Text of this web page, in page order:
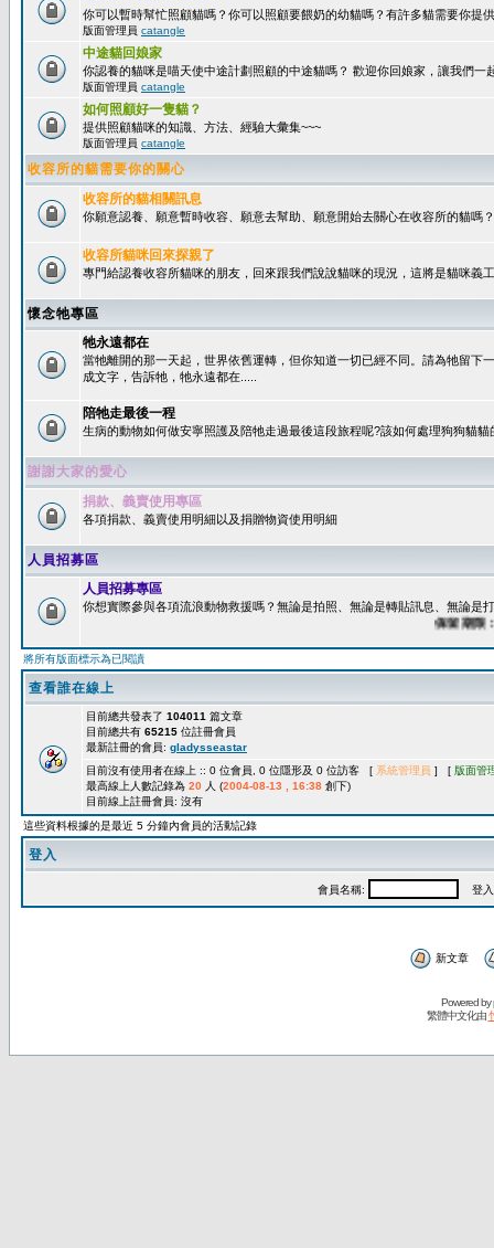
你可以暫時幫忙照顧貓嗎？你可以照顧要餵奶的幼貓嗎？有許多貓需要你提
版面管理員 catangle
中途貓回娘家
你認養的貓咪是喵天使中途計劃照顧的中途貓嗎？ 歡迎你回娘家，讓我們一
版面管理員 catangle
如何照顧好一隻貓？
提供照顧貓咪的知識、方法、經驗大彙集~~~
版面管理員 catangle
收容所的貓需要你的關心
收容所的貓相關訊息
你願意認養、願意暫時收容、願意去幫助、願意開始去關心在收容所的貓嗎？
收容所貓咪回來探親了
專門給認養收容所貓咪的朋友，回來跟我們說說貓咪的現況，這將是貓咪義
懷念牠專區
牠永遠都在
當牠離開的那一天起，世界依舊運轉，但你知道一切已經不同。請為牠留下
成文字，告訴牠，牠永遠都在.....
陪牠走最後一程
生病的動物如何做安寧照護及陪牠走過最後這段旅程呢?該如何處理狗狗貓貓
謝謝大家的愛心
捐款、義賣使用專區
各項捐款、義賣使用明細以及捐贈物資使用明細
人員招募區
人員招募專區
你想實際參與各項流浪動物救援嗎？無論是拍照、無論是轉貼訊息、無論是
保留期限：60
將所有版面標示為已閱讀
查看誰在線上
目前總共發表了 104011 篇文章
目前總共有 65215 位註冊會員
最新註冊的會員: gladysseastar
目前沒有使用者在線上 :: 0 位會員, 0 位隱形及 0 位訪客 [ 系統管理員 ] [ 版面管
最高線上人數記錄為 20 人 (2004-08-13 , 16:38 創下)
目前線上註冊會員: 沒有
這些資料根據的是最近 5 分鐘內會員的活動記錄
登入
會員名稱: 登入
新文章
Powered by
繁體中文化由